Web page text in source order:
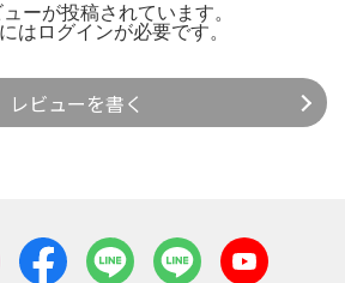
ーが投稿されています。
は ログインが必要です。
レビューを書く